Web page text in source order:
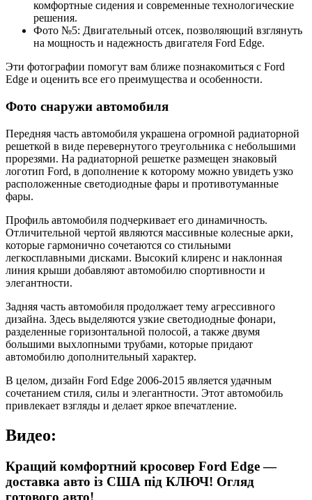
комфортные сидения и современные технологические
решения.
Фото №5: Двигательный отсек, позволяющий взглянуть
на мощность и надежность двигателя Ford Edge.
Эти фотографии помогут вам ближе познакомиться с Ford
Edge и оценить все его преимущества и особенности.
Фото снаружи автомобиля
Передняя часть автомобиля украшена огромной радиаторной
решеткой в виде перевернутого треугольника с небольшими
прорезями. На радиаторной решетке размещен знаковый
логотип Ford, в дополнение к которому можно увидеть узко
расположенные светодиодные фары и противотуманные
фары.
Профиль автомобиля подчеркивает его динамичность.
Отличительной чертой являются массивные колесные арки,
которые гармонично сочетаются со стильными
легкосплавными дисками. Высокий клиренс и наклонная
линия крыши добавляют автомобилю спортивности и
элегантности.
Задняя часть автомобиля продолжает тему агрессивного
дизайна. Здесь выделяются узкие светодиодные фонари,
разделенные горизонтальной полосой, а также двумя
большими выхлопными трубами, которые придают
автомобилю дополнительный характер.
В целом, дизайн Ford Edge 2006-2015 является удачным
сочетанием стиля, силы и элегантности. Этот автомобиль
привлекает взгляды и делает яркое впечатление.
Видео:
Кращий комфортний кросовер Ford Edge —
доставка авто із США під КЛЮЧ! Огляд
готового авто!